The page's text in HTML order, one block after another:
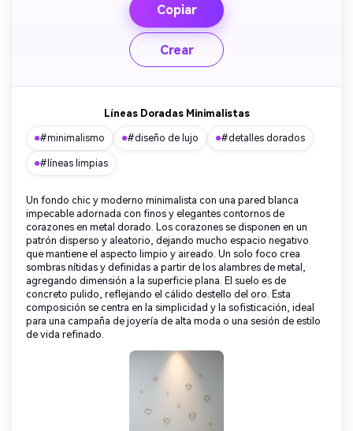
Copiar
Crear
Líneas Doradas Minimalistas
#minimalismo #diseño de lujo #detalles dorados
#líneas limpias
Un fondo chic y moderno minimalista con una pared blanca
impecable adornada con finos y elegantes contornos de
corazones en metal dorado. Los corazones se disponen en un
patrón disperso y aleatorio, dejando mucho espacio negativo
que mantiene el aspecto limpio y aireado. Un solo foco crea
sombras nítidas y definidas a partir de los alambres de metal,
agregando dimensión a la superficie plana. El suelo es de
concreto pulido, reflejando el cálido destello del oro. Esta
composición se centra en la simplicidad y la sofisticación, ideal
para una campaña de joyería de alta moda o una sesión de estilo
de vida refinado.